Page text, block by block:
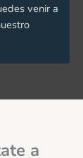
venir a
a